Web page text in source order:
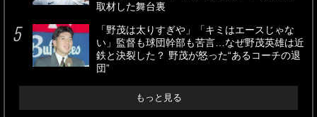
取材した舞台裏
「野茂は太りすぎや」「キミはエースじゃな
い」監督も球団幹部も苦言…なぜ野茂英雄は近
鉄と決裂した？ 野茂が怒った“あるコーチの退
団”
もっと見る